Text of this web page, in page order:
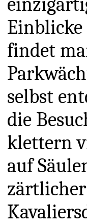
findet
selbst
die
klettern
auf